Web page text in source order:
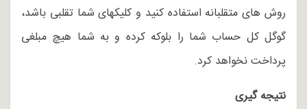
روش های متقلبانه استفاده کنید و کلیکهای شما تقلبی باشد،
گوگل کل حساب شما را بلوکه کرده و به شما هیچ مبلغی
پرداخت نخواهد کرد.
نتیجه گیری